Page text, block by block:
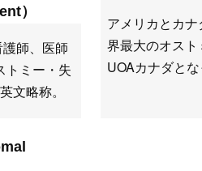
）
師、医師
トミー・失
文略称。
アメリカとカ
界最大のオス
UOAカナダとな